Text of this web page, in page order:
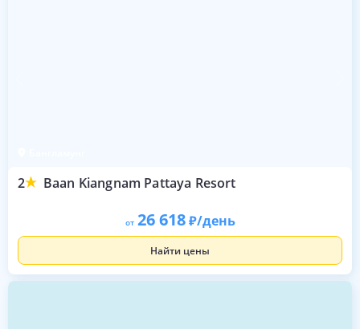
2 Baan Kiangnam Pattaya Resort
от 26 618 /день
Найти цены